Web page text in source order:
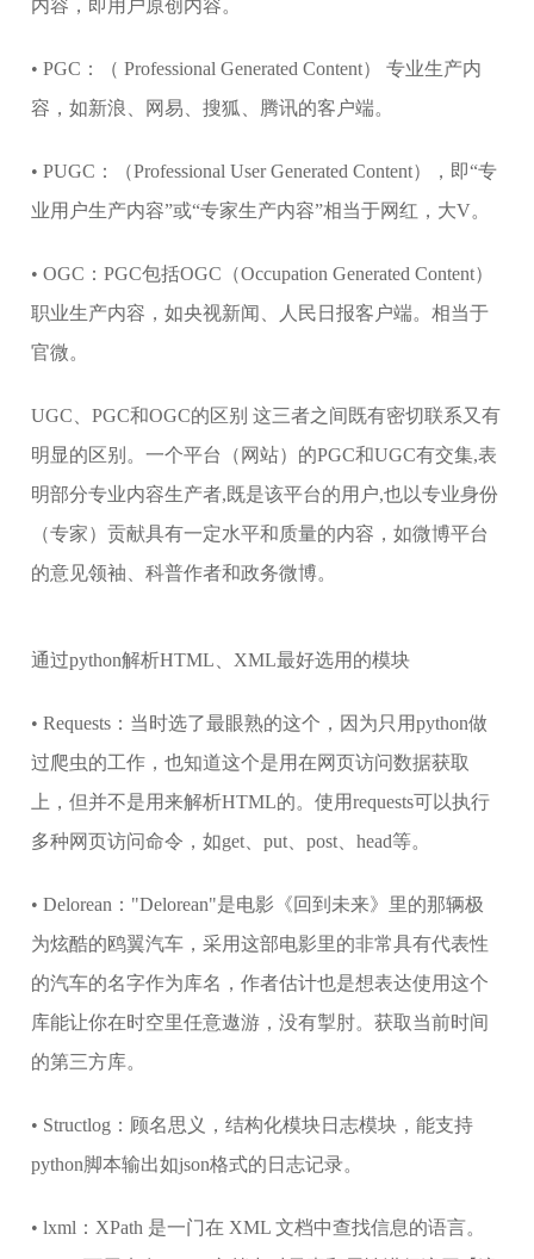
内容，即用户原创内容。
• PGC：（ Professional Generated Content） 专业生产内
容，如新浪、网易、搜狐、腾讯的客户端。
• PUGC：（Professional User Generated Content），即“专
业用户生产内容”或“专家生产内容”相当于网红，大V。
• OGC：PGC包括OGC（Occupation Generated Content）
职业生产内容，如央视新闻、人民日报客户端。相当于
官微。
UGC、PGC和OGC的区别 这三者之间既有密切联系又有
明显的区别。一个平台（网站）的PGC和UGC有交集,表
明部分专业内容生产者,既是该平台的用户,也以专业身份
（专家）贡献具有一定水平和质量的内容，如微博平台
的意见领袖、科普作者和政务微博。
通过python解析HTML、XML最好选用的模块
• Requests：当时选了最眼熟的这个，因为只用python做
过爬虫的工作，也知道这个是用在网页访问数据获取
上，但并不是用来解析HTML的。使用requests可以执行
多种网页访问命令，如get、put、post、head等。
• Delorean："Delorean"是电影《回到未来》里的那辆极
为炫酷的鸥翼汽车，采用这部电影里的非常具有代表性
的汽车的名字作为库名，作者估计也是想表达使用这个
库能让你在时空里任意遨游，没有掣肘。获取当前时间
的第三方库。
• Structlog：顾名思义，结构化模块日志模块，能支持
python脚本输出如json格式的日志记录。
• lxml：XPath 是一门在 XML 文档中查找信息的语言。